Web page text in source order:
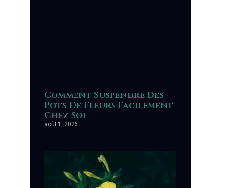
Comment Suspendre Des
Pots De Fleurs Facilement
Chez Soi
août 1, 2026